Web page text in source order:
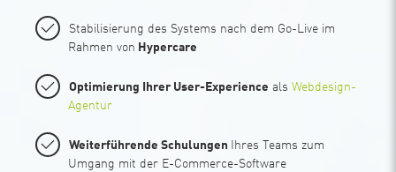
Stabilisierung des Systems nach dem Go-Live im
Rahmen von Hypercare
Optimierung Ihrer User-Experience alsWebdesign-
Agentur
Weiterführende Schulungen
Ihres Teams zum
Umgang mit der E-Commerce-Software